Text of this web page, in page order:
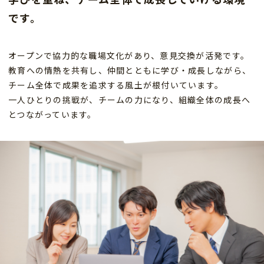
です。
オープンで協力的な職場文化があり、意見交換が活発です。
教育への情熱を共有し、仲間とともに学び・成長しながら、
チーム全体で成果を追求する風土が根付いています。
一人ひとりの挑戦が、チームの力になり、組織全体の成長へ
とつながっています。